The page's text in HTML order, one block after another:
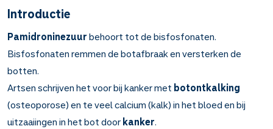
Introductie
Pamidroninezuurbehoort tot de bisfosfonaten.
Bisfosfonaten remmen de botafbraak en versterken de
botten.
Artsen schrijven het voor bij kanker met botontkalking
(osteoporose) en te veel calcium (kalk) in het bloed en bij
uitzaaiingen in het bot doorkanker.